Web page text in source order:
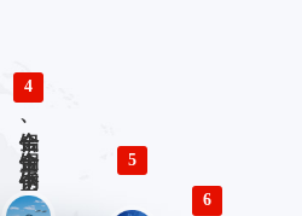
4
铝合金、铜合金、不锈钢、钛合金零件精密加工 5
6